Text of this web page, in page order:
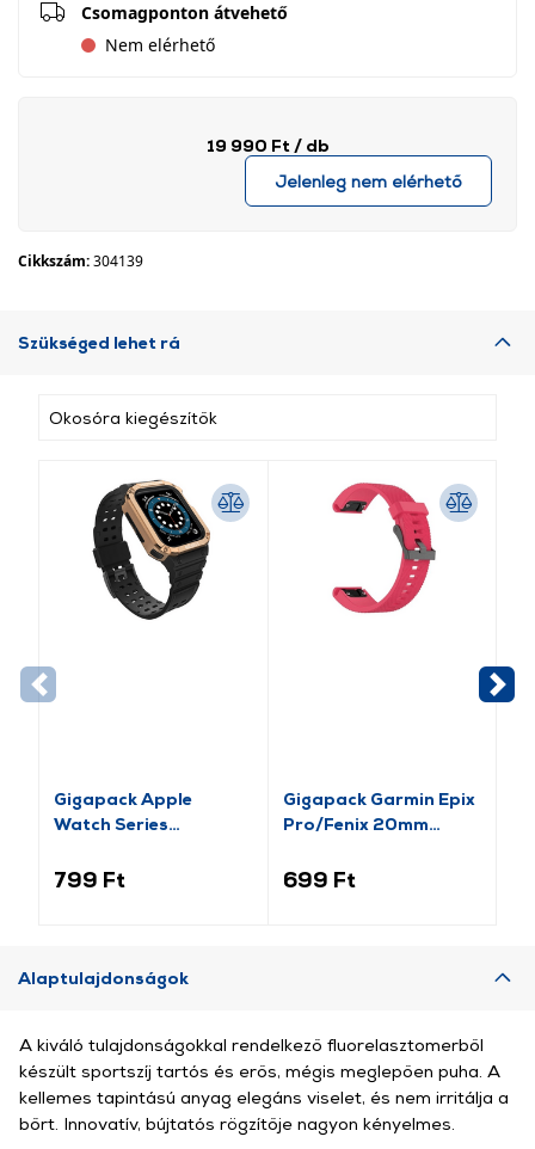
Csomagponton átvehető
Nem elérhető
19 990 Ft / db
Jelenleg nem elérhető
Cikkszám:304139
Szükséged lehet rá
Okosóra kiegészítők
Gigapack Apple
Watch Series
fekete/rozéarany (GP-
799 Ft
Gigapack Garmin Epix
Pro/Fenix 20mm
rózsaszín (149213)
699 Ft
Alaptulajdonságok
A kiváló tulajdonságokkal rendelkező fluorelasztomerből
készült sportszíj tartós és erős, mégis meglepően puha. A
kellemes tapintású anyag elegáns viselet, és nem irritálja a
bőrt. Innovatív, bújtatós rögzítője nagyon kényelmes.